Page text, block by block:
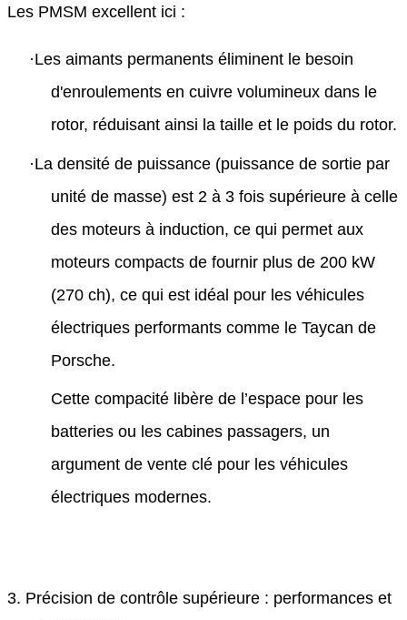
Les PMSM excellent ici :
·Les aimants permanents éliminent le besoin
d'enroulements en cuivre volumineux dans le
rotor, réduisant ainsi la taille et le poids du rotor.
·La densité de puissance (puissance de sortie par
unité de masse) est 2 à 3 fois supérieure à celle
des moteurs à induction, ce qui permet aux
moteurs compacts de fournir plus de 200 kW
(270 ch), ce qui est idéal pour les véhicules
électriques performants comme le Taycan de
Porsche.
Cette compacité libère de l’espace pour les
batteries ou les cabines passagers, un
argument de vente clé pour les véhicules
électriques modernes.
3. Précision de contrôle supérieure : performances et